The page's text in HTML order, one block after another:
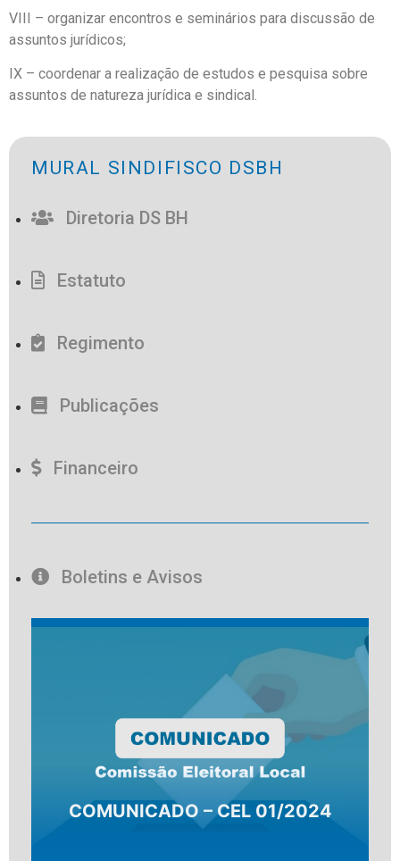
VIII – organizar encontros e seminários para discussão de
assuntos jurídicos;
IX – coordenar a realização de estudos e pesquisa sobre
assuntos de natureza jurídica e sindical.
MURAL SINDIFISCO DSBH
Diretoria DS BH
Estatuto
Regimento
Publicações
Financeiro
Boletins e Avisos
COMUNICADO – CEL 01/2024